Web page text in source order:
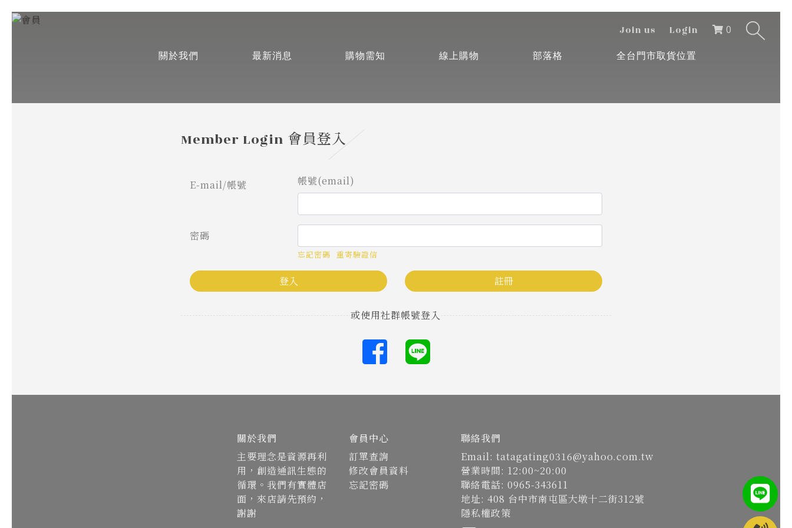
Join us Login
0
關於我們
最新消息 購物需知 線上購物 部落格 全台門市取貨位置
Member Login 會員登入
E-mail/帳號 帳號(email)
密碼
忘記密碼 重寄驗證信
登入 註冊
關於我們
主要理念是資源再利
用，創造通訊生態的
循環。我們有實體店
面，來店請先預約，
謝謝
會員中心
訂單查詢
修改會員資料
忘記密碼
聯絡我們
Email: tatagating0316@yahoo.com.tw
營業時間: 12:00~20:00
聯絡電話: 0965-343611
地址: 408 台中市南屯區大墩十二街312號
隱私權政策